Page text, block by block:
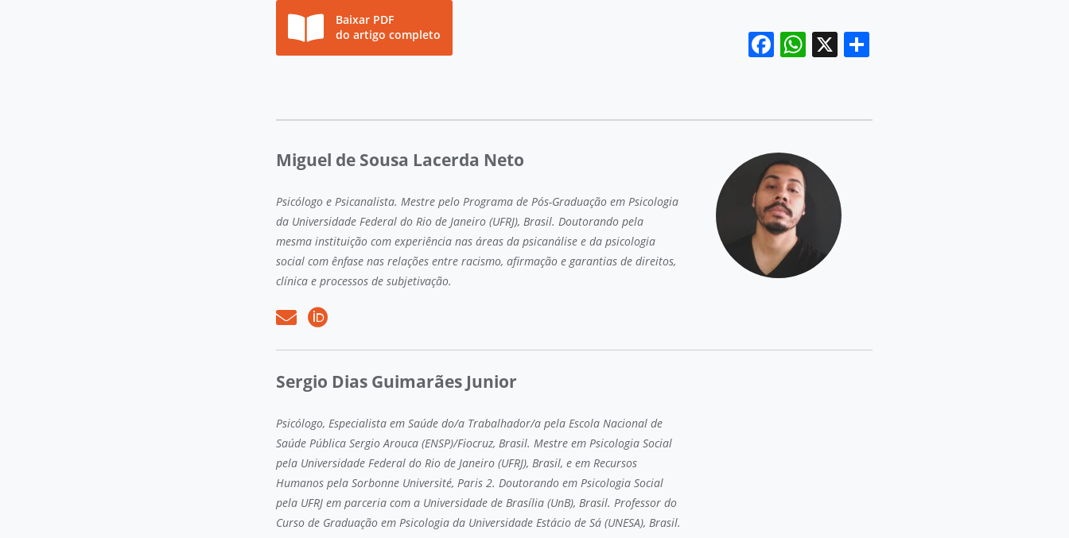
Baixar PDF
do artigo completo
Facebook
WhatsApp
X
Miguel de Sousa Lacerda Neto
Psicólogo e Psicanalista. Mestre pelo Programa de Pós-Graduação em Psicologia
da Universidade Federal do Rio de Janeiro (UFRJ), Brasil. Doutorando pela
mesma instituição com experiência nas áreas da psicanálise e da psicologia
social com ênfase nas relações entre racismo, afirmação e garantias de direitos,
clínica e processos de subjetivação.
Sergio Dias Guimarães Junior
Psicólogo, Especialista em Saúde do/a Trabalhador/a pela Escola Nacional de
Saúde Pública Sergio Arouca (ENSP)/Fiocruz, Brasil. Mestre em Psicologia Social
pela Universidade Federal do Rio de Janeiro (UFRJ), Brasil, e em Recursos
Humanos pela Sorbonne Université, Paris 2. Doutorando em Psicologia Social
pela UFRJ em parceria com a Universidade de Brasília (UnB), Brasil. Professor do
Curso de Graduação em Psicologia da Universidade Estácio de Sá (UNESA), Brasil.